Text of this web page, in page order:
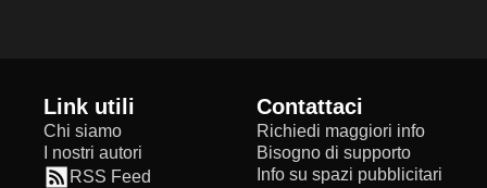
Link utili
Chi siamo
I nostri autori
RSS Feed
Contattaci
Richiedi maggiori info
Bisogno di supporto
Info su spazi pubblicitari